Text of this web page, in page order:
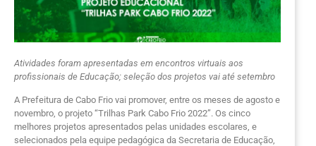
Atividades foram apresentadas em encontros virtuais aos
profissionais de Educação; seleção dos projetos vai até setembro
A Prefeitura de Cabo Frio vai promover, entre os meses de agosto e
novembro, o projeto “Trilhas Park Cabo Frio 2022”. Os cinco
melhores projetos apresentados pelas unidades escolares, e
selecionados pela equipe pedagógica da Secretaria de Educação,